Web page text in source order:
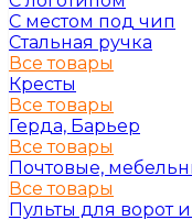
С местом под чип
Стальная ручка
Все товары
Кресты
Все товары
Герда, Барьер
Все товары
Почтовые,
Все товары
Пульты для ворот